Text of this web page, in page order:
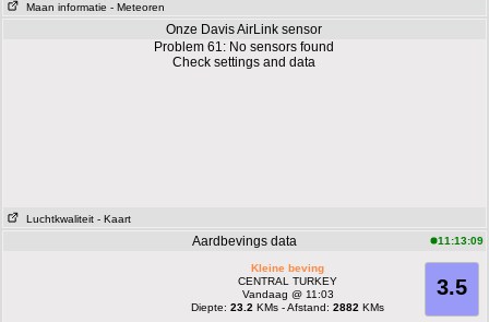
Maan informatie - Meteoren
Onze Davis AirLink sensor
Problem 61: No sensors found
Check settings and data
Luchtkwaliteit - Kaart
Aardbevings data 11:13:09
3.5
Kleine beving
CENTRAL TURKEY
Vandaag @ 11:03
Diepte:23.2 KMs - Afstand:2882 KMs